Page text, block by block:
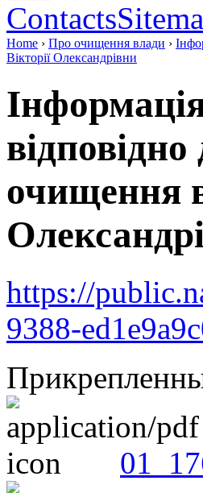
Contacts
Home › Про очищення влади ›
Вікторії Олександрівни
очищення
https://
9388-